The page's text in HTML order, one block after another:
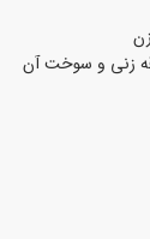
زنی و سوخت آن